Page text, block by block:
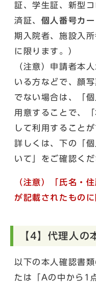
証、学生証、新型
済証、 個人番号カ
期入院者、施設入
に限ります。）
（注意）申請者本
いる方などで、顔
でない場合は、「
用意することで、
して利用することが
詳しくは、下の「
いて」をご確認くだ
（注意）「氏名・
が記載されたものに
【4】代理人の
以下の本人確認書
たは「Aの中から1